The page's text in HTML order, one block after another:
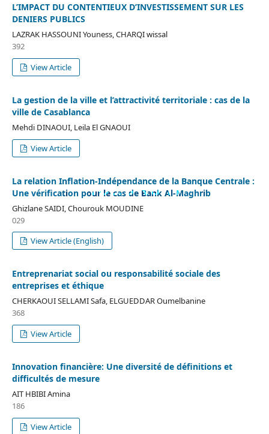
VOL. 3 NO 11
(2022)
L’IMPACT DU CONTENTIEUX D’INVESTISSEMENT SUR LES
DENIERS PUBLICS
LAZRAK HASSOUNI Youness, CHARQI wissal
392
View Article
La gestion de la ville et l’attractivité territoriale : cas de la
ville de Casablanca
Mehdi DINAOUI, Leila El GNAOUI
View Article
La relation Inflation-Indépendance de la Banque Centrale :
Une vérification pour le cas de Bank Al-Maghrib
Ghizlane SAIDI, Chourouk MOUDINE
029
View Article (English)
Entreprenariat social ou responsabilité sociale des
entreprises et éthique
CHERKAOUI SELLAMI Safa, ELGUEDDAR Oumelbanine
368
View Article
Innovation financière: Une diversité de définitions et
difficultés de mesure
AIT HBIBI Amina
186
View Article